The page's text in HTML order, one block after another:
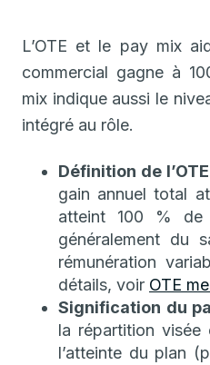
L’OTE et le pay mix
commercial gagne à
mix indique aussi le
intégré au rôle.
Définition de
gain annuel total
atteint 100 % de
généralement du
rémunération
détails, voir OTE
Signification du
la répartition
l’atteinte du plan